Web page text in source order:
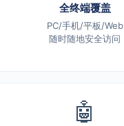
全终端覆盖
PC/手机/平板/Web
随时随地安全访问
🤖